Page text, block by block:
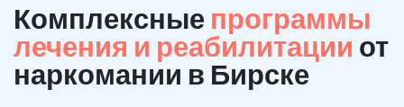
Комплексные программы
лечения и реабилитации от
наркомании в Бирске